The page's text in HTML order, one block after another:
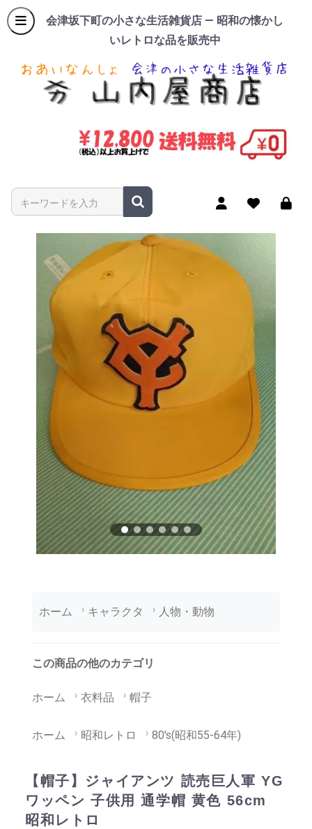
会津坂下町の小さな生活雑貨店 — 昭和の懐かし
いレトロな品を販売中
商品名やキーワードを入力
ホーム キャラクタ 人物・動物
この商品の他のカテゴリ
ホーム 衣料品 帽子
ホーム 昭和レトロ 80's(昭和55-64年)
【帽子】ジャイアンツ 読売巨人軍 YG
ワッペン 子供用 通学帽 黄色 56cm
昭和レトロ